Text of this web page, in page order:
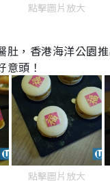
點擊圖片放大
肚，香港海洋公園
意頭！
點擊圖片放大